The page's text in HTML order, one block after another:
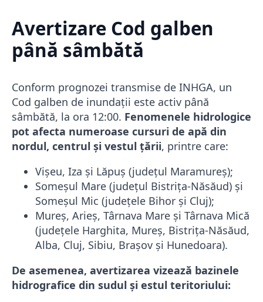
Avertizare Cod galben
până sâmbătă
Conform prognozei transmise de INHGA, un
Cod galben de inundații este activ până
sâmbătă, la ora 12:00. Fenomenele hidrologice
pot afecta numeroase cursuri de apă din
nordul, centrul și vestul țării, printre care:
Vișeu, Iza și Lăpuș (județul Maramureș);
Someșul Mare (județul Bistrița-Năsăud) și
Someșul Mic (județele Bihor și Cluj);
Mureș, Arieș, Târnava Mare și Târnava Mică
(județele Harghita, Mureș, Bistrița-Năsăud,
Alba, Cluj, Sibiu, Brașov și Hunedoara).
De asemenea, avertizarea vizează bazinele
hidrografice din sudul și estul teritoriului: